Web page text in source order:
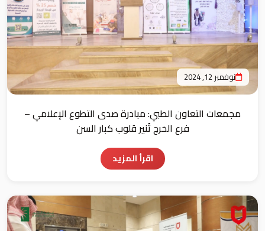
نوفمبر 12, 2024
مجمعات التعاون الطبي: مبادرة صدى التطوع الإعلامي –
فرع الخرج تُنير قلوب كبار السن
اقرأ المزيد